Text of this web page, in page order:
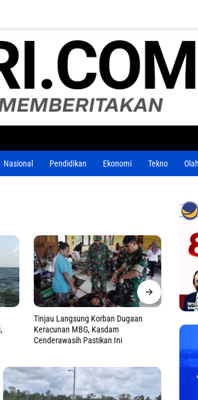
Nasional Pendidikan Ekonomi Tekno
Apel Pagi Tatap Muka, BPJN Maluku
Perkuat Disiplin dan Budaya Kerja